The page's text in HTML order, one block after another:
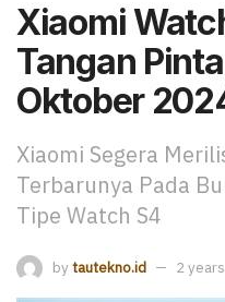
Xiaomi
Tangan
Oktober
Xiaomi Segera
Terbarunya Pada
Tipe Watch S4
by tautekno.id 2